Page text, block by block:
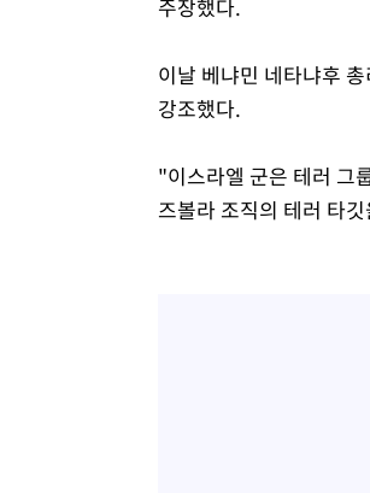
주장했다.
이날 베냐민 네타냐후
강조했다.
"이스라엘 군은 테러 그
즈볼라 조직의 테러 타